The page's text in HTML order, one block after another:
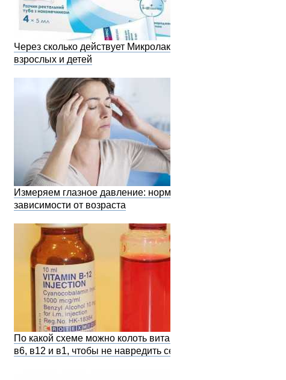
Через сколько действует Микролакс у
взрослых и детей
Измеряем глазное давление: норма в
зависимости от возраста
По какой схеме можно колоть витамины
в6, в12 и в1, чтобы не навредить себе?